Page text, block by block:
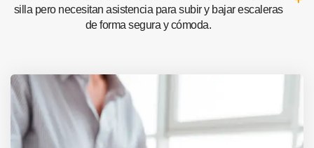
silla pero necesitan asistencia para subir y bajar escaleras
de forma segura y cómoda.